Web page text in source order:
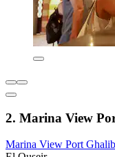
2. Marina View
Marina View Port Ghalib